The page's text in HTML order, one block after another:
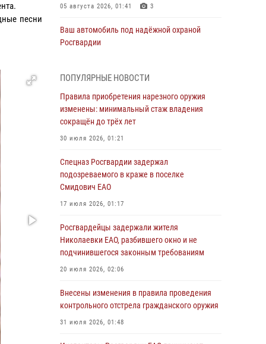
песни
05 августа 2026, 01:41 3
Ваш автомобиль под надёжной охраной
Росгвардии
Сотрудники Росгвардии напомнили жителям
Еврейской автономии о преимуществах
электронных госуслуг
03 августа 2026, 05:59
армии Виктор Золотов поздравил
специалистов подразделений тыла с
профессиональным праздником
01 августа 2026, 10:23
1 августа – День дежурной службы войск
национальной гвардии Российской
Федерации
01 августа 2026, 10:21
В Росгвардии вспоминают российских
воинов, погибших в Первой мировой войне
ПОПУЛЯРНЫЕ НОВОСТИ
Правила приобретения нарезного оружия
изменены: минимальный стаж владения
сокращён до трёх лет
30 июля 2026, 01:21
Спецназ Росгвардии задержал
подозреваемого в краже в поселке
Смидович ЕАО
17 июля 2026, 01:17
Росгвардейцы задержали жителя
Николаевки ЕАО, разбившего окно и не
подчинившегося законным требованиям
20 июля 2026, 02:06
Внесены изменения в правила проведения
контрольного отстрела гражданского оружия
31 июля 2026, 01:48